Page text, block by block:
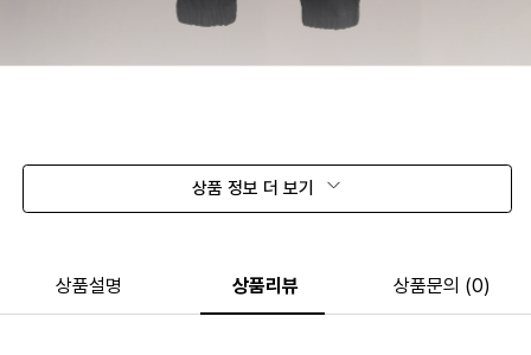
상품 정보 더 보기
상품설명 상품리뷰 상품문의 (0)